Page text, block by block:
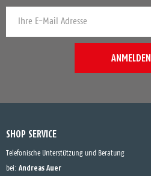
ANMELDEN
SHOP SERVICE
Telefonische Unterstützung und Beratung
bei: Andreas Auer